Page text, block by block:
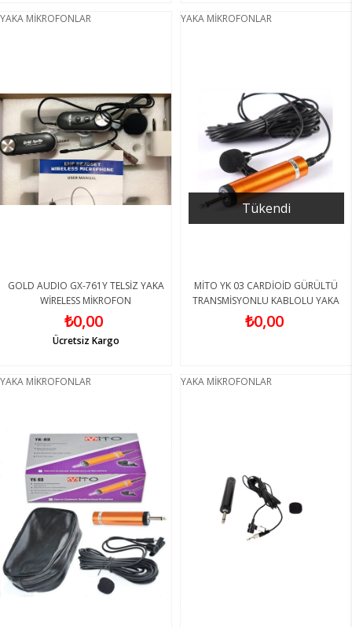
YAKA MİKROFONLAR
GOLD AUDIO GX-761Y TELSİZ YAKA
WİRELESS MİKROFON
₺0,00
Ücretsiz Kargo
YAKA MİKROFONLAR
Tükendi
MİTO YK 03 CARDİOİD GÜRÜLTÜ
TRANSMİSYONLU KABLOLU YAKA
MİKROFONU
₺0,00
YAKA MİKROFONLAR YAKA MİKROFONLAR